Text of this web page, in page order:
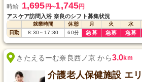
時給 1,695 円〜1,745円
アスケア訪問入浴 奈良のシフト募集状況
就業時間 休憩 月 火 水
日勤
8:30～17:30 60分 急募 急募 急募
きたえるーむ奈良西ノ京 から3.0km
介護老人保健施設 エ